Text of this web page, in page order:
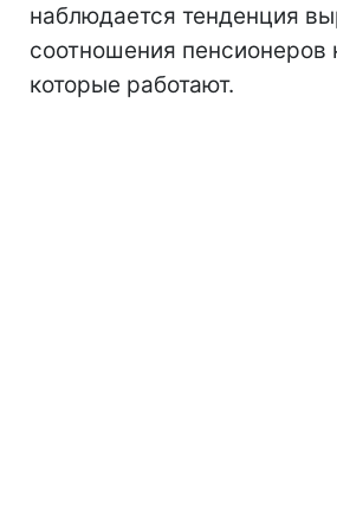
наблюдается тенденция
соотношения пенсионеров
которые работают.